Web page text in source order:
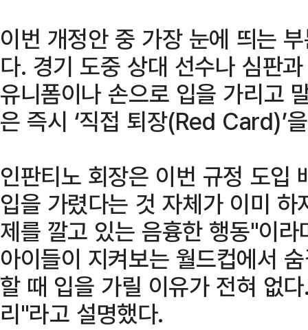
이번 개정안 중 가장 눈에 띄는
다. 경기 도중 상대 선수나 심판
유니폼이나 손으로 입을 가리고
은 즉시 ‘직접 퇴장(Red Card)’
인판티노 회장은 이번 규정 도입
입을 가렸다는 것 자체가 이미
제를 깔고 있는 음흉한 행동"이
아이들이 지켜보는 월드컵에서
할 때 입을 가릴 이유가 전혀 없
리"라고 설명했다.